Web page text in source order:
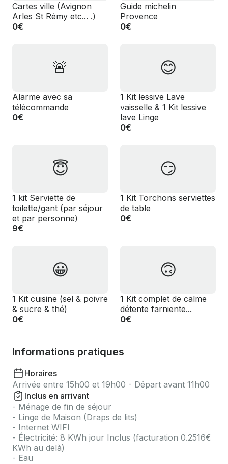
️Cartes ville (Avignon
Arles St Rémy etc... .)
0€
️Guide michelin
Provence
0€
🚨
Alarme avec sa
télécommande
0€
😊
1 Kit lessive Lave
vaisselle & 1 Kit lessive
lave Linge
0€
😇
1 kit Serviette de
toilette/gant (par séjour
et par personne)
9€
😏
1 Kit Torchons serviettes
de table
0€
😀
1 Kit cuisine (sel & poivre
& sucre & thé)
0€
🙃
1 Kit complet de calme
détente farniente...
0€
Informations pratiques
Horaires
Arrivée entre 15h00 et 19h00 - Départ avant 11h00
Inclus en arrivant
- Ménage de fin de séjour
- Linge de Maison (Draps de lits)
- Internet WIFI
- Électricité: 8 KWh jour Inclus (facturation 0.2516€
KWh au delà)
- Eau